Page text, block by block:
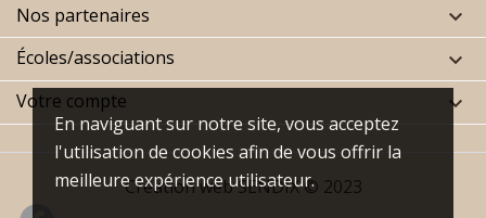
En naviguant sur notre site, vous acceptez
l'utilisation de cookies afin de vous offrir la
meilleure expérience utilisateur.
Nos partenaires 
Écoles/associations 
Votre compte 
Création webSENDIX© 2023